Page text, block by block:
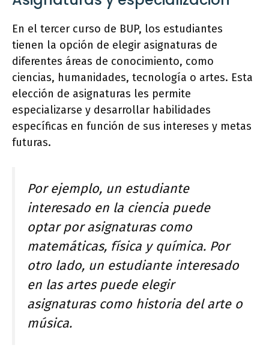
En el tercer curso de BUP, los estudiantes
tienen la opción de elegir asignaturas de
diferentes áreas de conocimiento, como
ciencias, humanidades, tecnología o artes. Esta
elección de asignaturas les permite
especializarse y desarrollar habilidades
específicas en función de sus intereses y metas
futuras.
Por ejemplo, un estudiante
interesado en la ciencia puede
optar por asignaturas como
matemáticas, física y química. Por
otro lado, un estudiante interesado
en las artes puede elegir
asignaturas como historia del arte o
música.